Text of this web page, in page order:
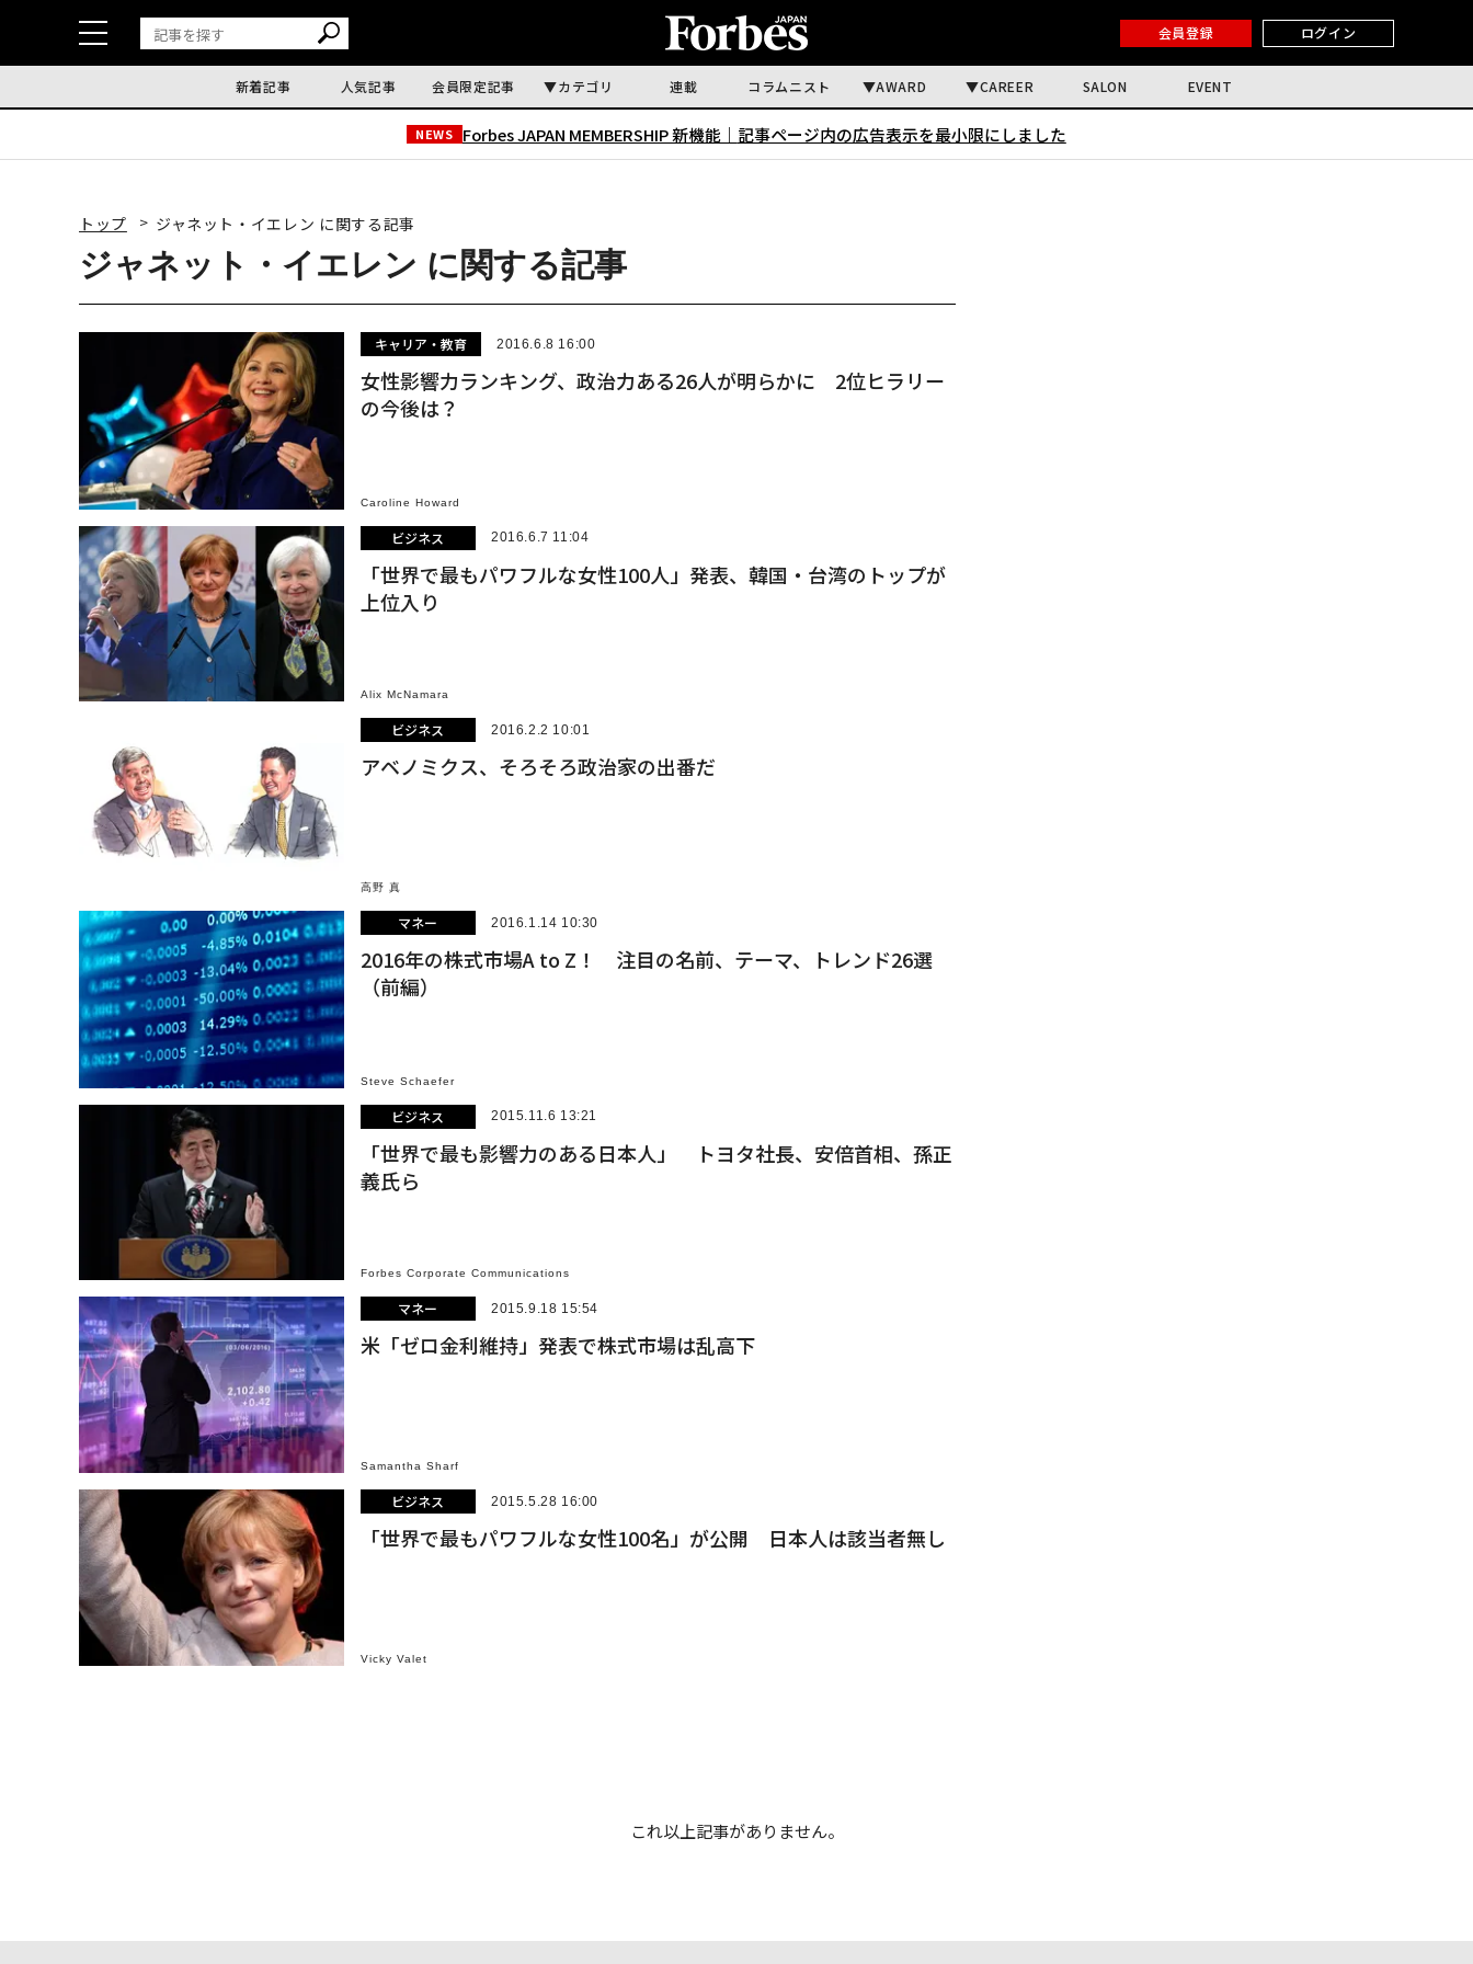
会員登録 ログイン
新着記事 人気記事 会員限定記事 カテゴリ 連載 コラムニスト AWARD CAREER SALON EVENT
NEWS Forbes JAPAN MEMBERSHIP 新機能｜ 記事ページ内の広告表示を最小限にしました
トップ ジャネット・イエレン に関する記事
ジャネット・イエレン に関する記事
キャリア・教育 2016.6.8 16:00
女性影響力ランキング、政治力ある26人が明らかに 2位ヒラリー
の今後は？
Caroline Howard
ビジネス 2016.6.7 11:04
「世界で最もパワフルな女性100人」発表、韓国・台湾のトップが
上位入り
Alix McNamara
ビジネス 2016.2.2 10:01
アベノミクス、そろそろ政治家の出番だ
高野 真
マネー 2016.1.14 10:30
2016年の株式市場A to Z！ 注目の名前、テーマ、トレンド26選
（前編）
Steve Schaefer
ビジネス 2015.11.6 13:21
「世界で最も影響力のある日本人」 トヨタ社長、安倍首相、孫正
義氏ら
Forbes Corporate Communications
マネー 2015.9.18 15:54
米「ゼロ金利維持」発表で株式市場は乱高下
Samantha Sharf
ビジネス 2015.5.28 16:00
「世界で最もパワフルな女性100名」が公開 日本人は該当者無し
Vicky Valet
これ以上記事がありません。